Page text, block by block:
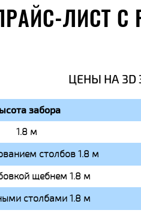
ПРАЙС-ЛИСТ С
ЦЕНЫ НА 3D
забора
1.8 м
столбов 1.8 м
щебнем 1.8 м
столбами 1.8 м